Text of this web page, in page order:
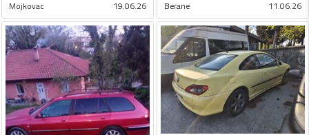
Mojkovac 19.06.26 Berane 11.06.26